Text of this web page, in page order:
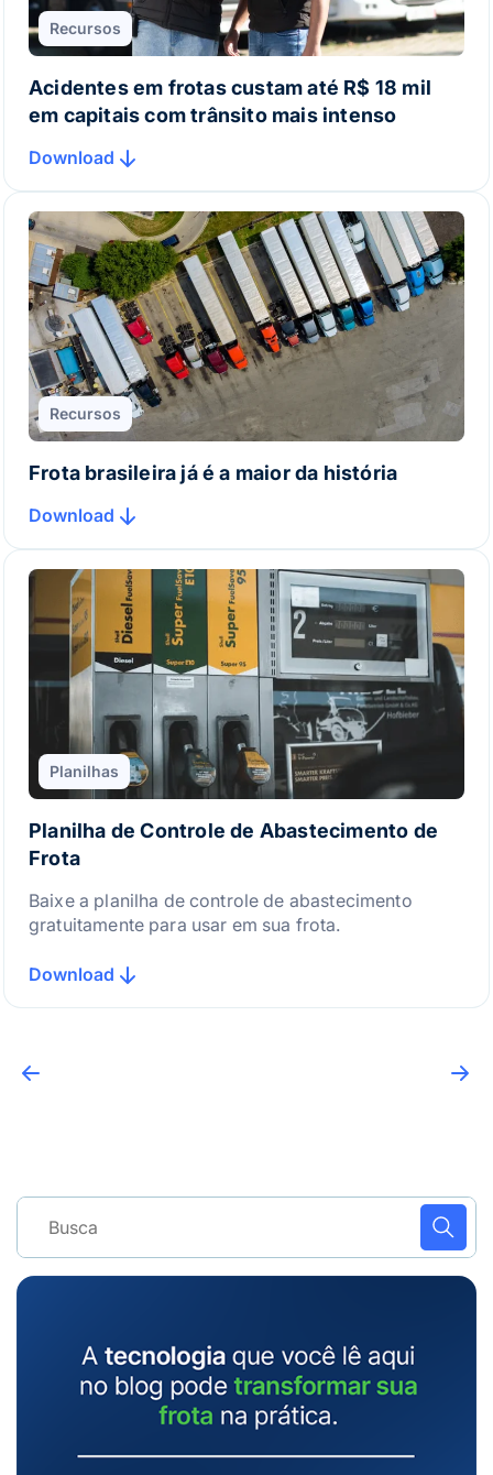
Recursos
Acidentes em frotas custam até R$ 18 mil
em capitais com trânsito mais intenso
Download
Recursos
Frota brasileira já é a maior da história
Download
Planilhas
Planilha de Controle de Abastecimento de
Frota
Baixe a planilha de controle de abastecimento
gratuitamente para usar em sua frota.
Download